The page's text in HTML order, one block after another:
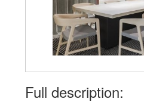
Full description: